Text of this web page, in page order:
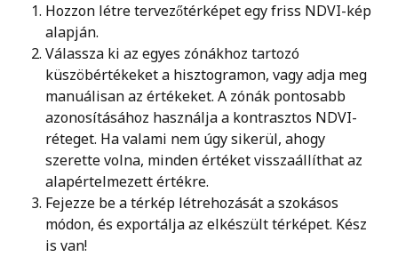
Hozzon létre tervezőtérképet egy friss NDVI-kép
alapján.
Válassza ki az egyes zónákhoz tartozó
küszöbértékeket a hisztogramon, vagy adja meg
manuálisan az értékeket. A zónák pontosabb
azonosításához használja a kontrasztos NDVI-
réteget. Ha valami nem úgy sikerül, ahogy
szerette volna, minden értéket visszaállíthat az
alapértelmezett értékre.
Fejezze be a térkép létrehozását a szokásos
módon, és exportálja az elkészült térképet. Kész
is van!